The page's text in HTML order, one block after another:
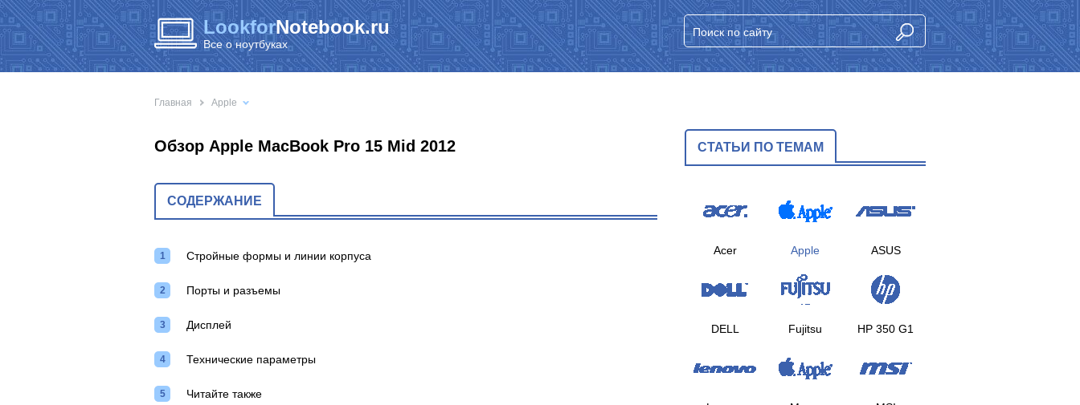
LookforNotebook.ru
Все о ноутбуках
Главная Apple
Обзор Apple MacBook Pro 15 Mid 2012
СОДЕРЖАНИЕ
Стройные формы и линии корпуса
Порты и разъемы
Дисплей
Технические параметры
Читайте также
СТАТЬИ ПО ТЕМАМ
Acer Apple ASUS
DELL Fujitsu HP 350 G1